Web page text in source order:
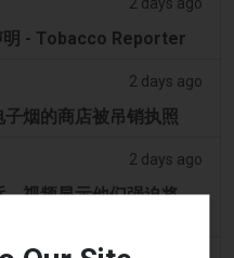
明 - Tobacco Reporter
2 days ago
烟的商店被吊销执照
2 days ago
视频显示他们强迫将